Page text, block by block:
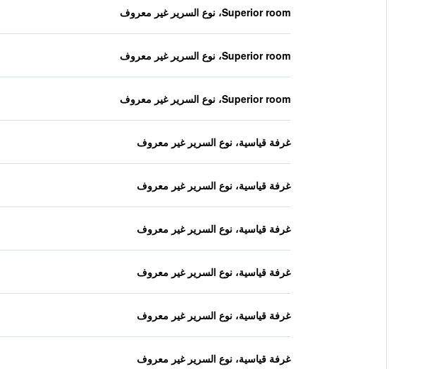
Superior room، نوع السرير غير معروف
Superior room، نوع السرير غير معروف
Superior room، نوع السرير غير معروف
غرفة قياسية، نوع السرير غير معروف
غرفة قياسية، نوع السرير غير معروف
غرفة قياسية، نوع السرير غير معروف
غرفة قياسية، نوع السرير غير معروف
غرفة قياسية، نوع السرير غير معروف
غرفة قياسية، نوع السرير غير معروف